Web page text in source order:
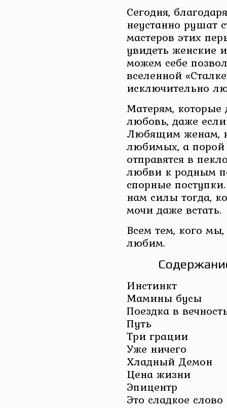
Сегодня,
неустанно рушат
мастеров этих
увидеть женские
можем себе
вселенной
исключительно
Матерям, которые
любовь, даже
Любящим женам,
любимых, а
отправятся в
любви к родным
спорные
нам силы тогда,
мочи даже встать.
Всем тем, кого
любим.
Инстинкт
Мамины бусы
Поездка в
Путь
Три грации
Уже ничего
Хладный Демон
Цена жизни
Эпицентр
Это сладкое